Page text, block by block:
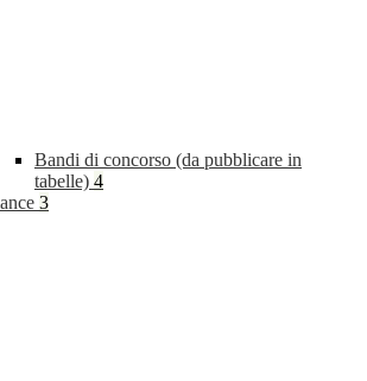
Bandi di concorso (da pubblicare in
tabelle) 4
3